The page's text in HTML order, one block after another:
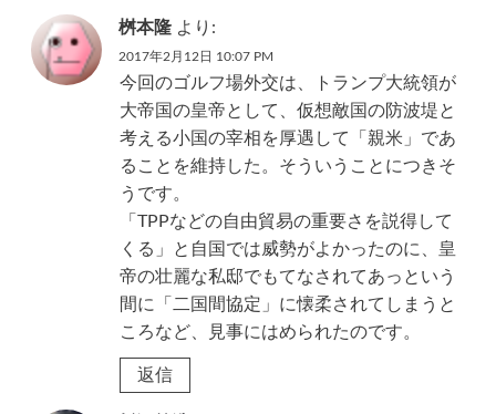
桝本隆 より:
2017年2月12日 10:07 PM
今回のゴルフ場外交は、トランプ大統領が
大帝国の皇帝として、仮想敵国の防波堤と
考える小国の宰相を厚遇して「親米」であ
ることを維持した。そういうことにつきそ
うです。
「TPPなどの自由貿易の重要さを説得して
くる」と自国では威勢がよかったのに、皇
帝の壮麗な私邸でもてなされてあっという
間に「二国間協定」に懐柔されてしまうと
ころなど、見事にはめられたのです。
返信